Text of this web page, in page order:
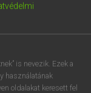
is nevezik. Ezek a
használatának
oldalakat keresett fel
ó
p ő ú
ű
AltGr